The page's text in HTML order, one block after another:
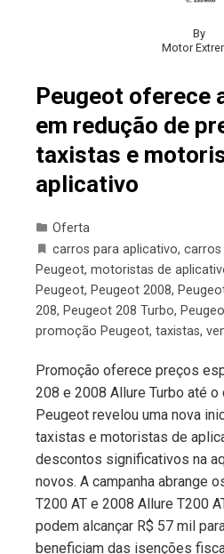
By
Motor
Peugeot oferece
em redução de
taxistas e
aplicativo
Oferta
carros para aplicativo, carros
Peugeot, motoristas de
Peugeot, Peugeot 2008,
208, Peugeot 208 Turbo,
promoção Peugeot, taxistas,
Promoção oferece preços
208 e 2008 Allure Turbo até o
Peugeot revelou uma nova
taxistas e motoristas de
descontos significativos na
novos. A campanha abrange
T200 AT e 2008 Allure T200
podem alcançar R$ 57 mil
beneficiam das isenções